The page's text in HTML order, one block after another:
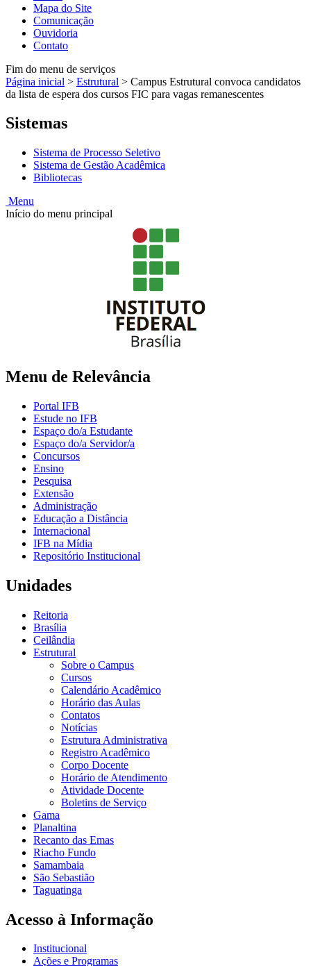
Mapa do Site
Comunicação
Ouvidoria
Contato
Fim do menu de serviços
Página inicial > Estrutural > Campus Estrutural convoca candidatos
da lista de espera dos cursos FIC para vagas remanescentes
Sistemas
Sistema de Processo Seletivo
Sistema de Gestão Acadêmica
Bibliotecas
Menu
Início do menu principal
Menu de Relevância
Portal IFB
Estude no IFB
Espaço do/a Estudante
Espaço do/a Servidor/a
Concursos
Ensino
Pesquisa
Extensão
Administração
Educação a Distância
Internacional
IFB na Mídia
Repositório Institucional
Unidades
Reitoria
Brasília
Ceilândia
Estrutural
Sobre o Campus
Cursos
Calendário Acadêmico
Horário das Aulas
Contatos
Notícias
Estrutura Administrativa
Registro Acadêmico
Corpo Docente
Horário de Atendimento
Atividade Docente
Boletins de Serviço
Gama
Planaltina
Recanto das Emas
Riacho Fundo
Samambaia
São Sebastião
Taguatinga
Acesso à Informação
Institucional
Ações e Programas